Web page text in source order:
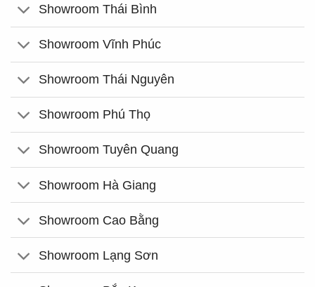
Showroom Thái Bình
Showroom Vĩnh Phúc
Showroom Thái Nguyên
Showroom Phú Thọ
Showroom Tuyên Quang
Showroom Hà Giang
Showroom Cao Bằng
Showroom Lạng Sơn